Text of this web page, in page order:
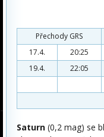
Přechody GRS
17.4.
20:25
19.4.
22:05
Saturn (0,2 mag) se